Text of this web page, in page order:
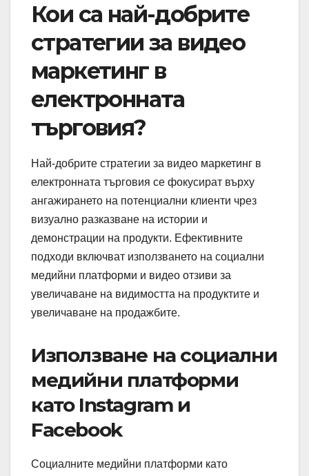
Кои са най-добрите
стратегии за видео
маркетинг в
електронната
търговия?
Най-добрите стратегии за видео маркетинг в
електронната търговия се фокусират върху
ангажирането на потенциални клиенти чрез
визуално разказване на истории и
демонстрации на продукти. Ефективните
подходи включват използването на социални
медийни платформи и видео отзиви за
увеличаване на видимостта на продуктите и
увеличаване на продажбите.
Използване на социални
медийни платформи
като Instagram и
Facebook
Социалните медийни платформи като